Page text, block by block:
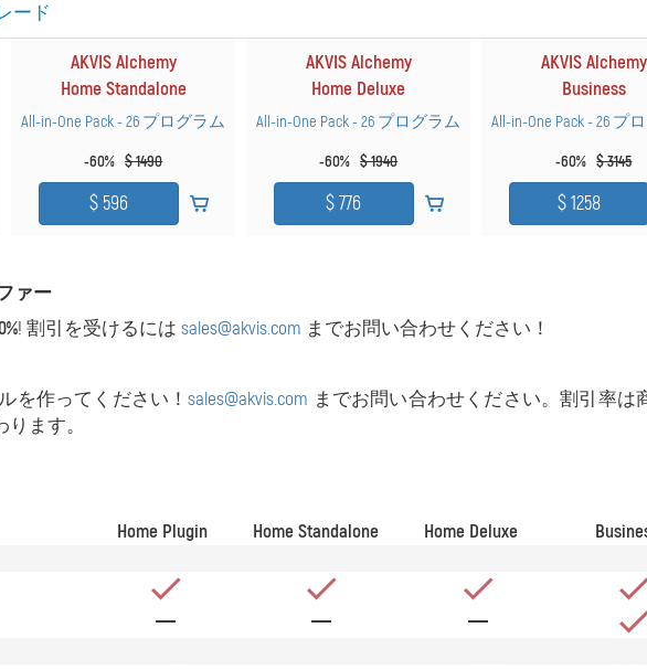
ード
AKVIS Alchemy
Home Standalone
All-in-One Pack - 26 プログラム
-60%$ 1490
AKVIS Alchemy
Home Deluxe
All-in-One Pack - 26 プログラム
-60%$ 1940
AKVIS Alchemy
Business
All-in-One Pack - 26 プ
-60%$ 3145
ァー
! 割引を受けるには sales@akvis.com までお問い合わせください！
を作ってください！sales@akvis.com までお問い合わせください。割引率は
ます。
Home Plugin Home Standalone Home Deluxe